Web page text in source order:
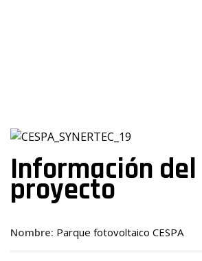
Información del
proyecto
Nombre: Parque fotovoltaico CESPA